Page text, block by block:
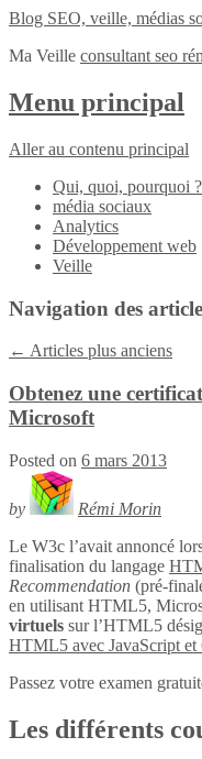
Blog SEO, veille, médias
Ma Veille consultant seo
Menu principal
Aller au contenu principal
Qui, quoi, pourquoi ?
média sociaux
Analytics
Développement web
Veille
Navigation des
← Articles plus anciens
Obtenez une
Microsoft
Posted on 6 mars 2013
by
Rémi Morin
Le W3c l’avait annoncé
finalisation du langage
Recommendation (pré-
en utilisant HTML5,
virtuels sur l’HTML5
HTML5 avec JavaScript et
Passez votre examen
Les différents